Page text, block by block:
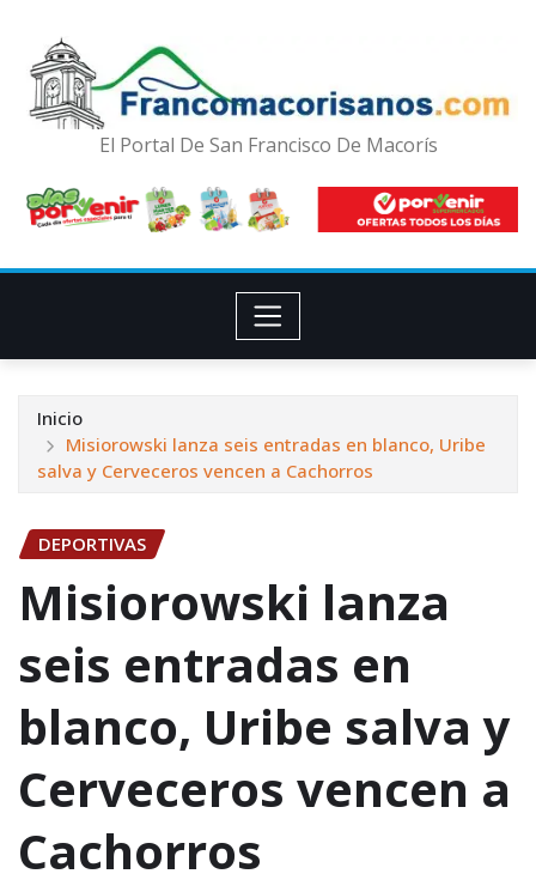
El Portal De San Francisco De Macorís
Inicio
Misiorowski lanza seis entradas en blanco, Uribe
salva y Cerveceros vencen a Cachorros
DEPORTIVAS
Misiorowski lanza
seis entradas en
blanco, Uribe salva y
Cerveceros vencen a
Cachorros